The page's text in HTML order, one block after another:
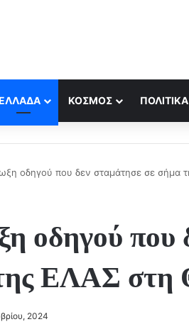
ΚΟΣΜΟΣ ΠΟΛΙΤΙΚΆ
οδηγού που δεν σταμάτησε σε σήμα
οδηγού που
ΕΛΑΣ στη
2024